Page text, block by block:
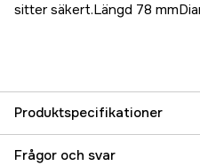
sitter säkert.Längd 78
Produktspecifikationer
Referensnummer
Frågor och svar